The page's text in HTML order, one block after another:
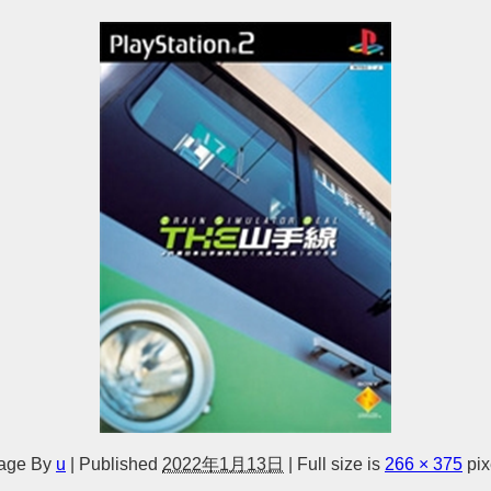
By u Published 2022年1月13日 Full size is 266 × 375